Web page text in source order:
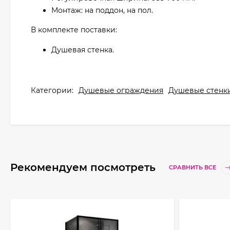
Монтаж: на поддон, на пол.
В комплекте поставки:
Душевая стенка.
Категории: Душевые ограждения Душевые
Рекомендуем посмотреть СРАВНИТЬ ВСЕ